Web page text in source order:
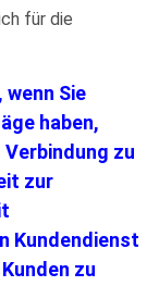
für die
Sie
haben,
zu
zur
Kundendienst
zu